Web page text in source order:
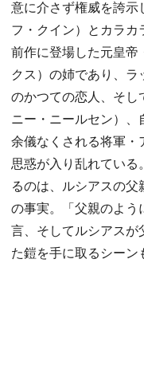
意に介さず権威を誇
フ・クイン）とカラカ
前作に登場した元皇帝
クス）の姉であり、
のかつての恋人、そし
ニー・ニールセン）
余儀なくされる将軍
思惑が入り乱れてい
るのは、ルシアスの
の事実。「父親のよ
言、そしてルシアス
た鎧を手に取るシーン